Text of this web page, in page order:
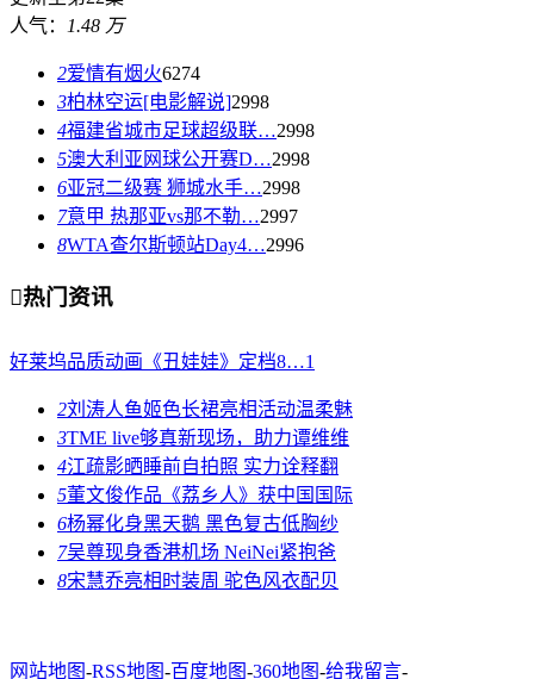
人气：
1.48 万
2爱情有烟火6274
3柏林空运[电影解说]2998
4福建省城市足球超级联…2998
5澳大利亚网球公开赛D…2998
6亚冠二级赛 狮城水手…2998
7意甲 热那亚vs那不勒…2997
8WTA查尔斯顿站Day4…2996
热门资讯
好莱坞品质动画《丑娃娃》定档8…1
2刘涛人鱼姬色长裙亮相活动温柔魅
3TME live够真新现场，助力谭维维
4江疏影晒睡前自拍照 实力诠释翻
5董文俊作品《荔乡人》获中国国际
6杨幂化身黑天鹅 黑色复古低胸纱
7吴尊现身香港机场 NeiNei紧抱爸
8宋慧乔亮相时装周 驼色风衣配贝
网站地图-RSS地图-百度地图-360地图-给我留言-